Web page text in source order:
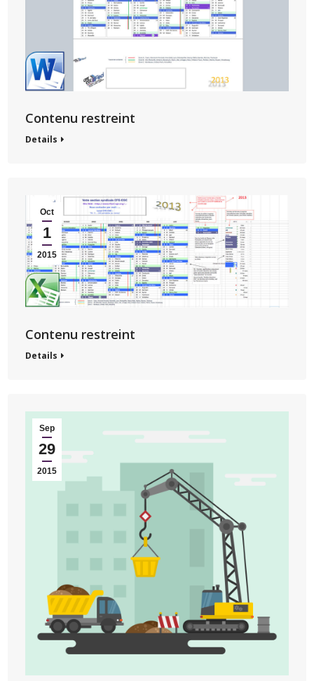
Contenu restreint
Details
Oct
1
2015
Contenu restreint
Details
Sep
29
2015